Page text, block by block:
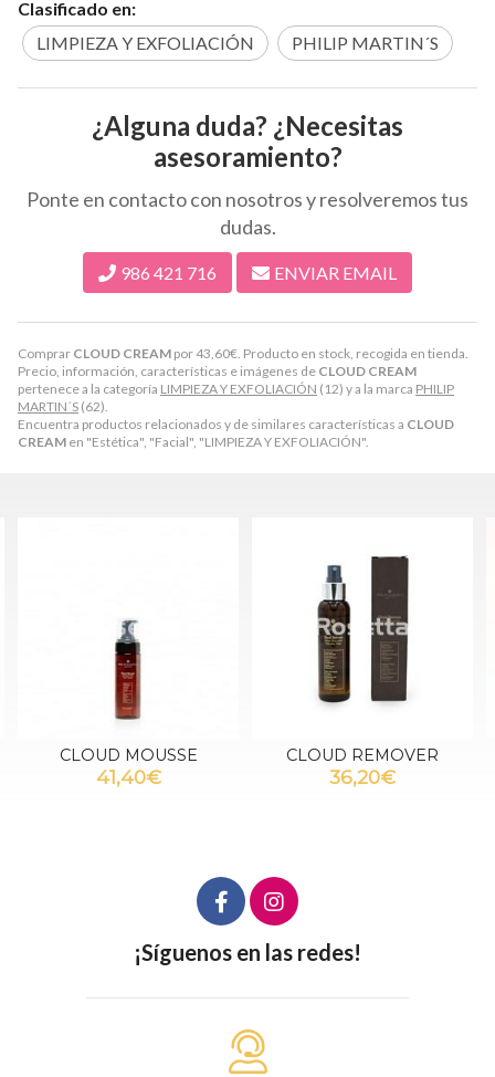
Comprar CLOUD CREAM por43,60€ . Producto en stock, recogida en tienda.
Precio, información, características e imágenes de CLOUD CREAM
pertenece a la categoría LIMPIEZA Y EXFOLIACIÓN (12) y a la marca PHILIP
MARTIN´S (62).
Encuentra productos relacionados y de similares características a CLOUD
CREAM en "Estética", "Facial", "LIMPIEZA Y EXFOLIACIÓN".
Clasificado en:
LIMPIEZA Y EXFOLIACIÓN
PHILIP MARTIN´S
¿Alguna duda? ¿Necesitas
asesoramiento?
Ponte en contacto con nosotros y resolveremos tus
dudas.
986 421 716 ENVIAR EMAIL
CLOUD MOUSSE
41,40€
CLOUD REMOVER
36,20€
¡Síguenos en las redes!